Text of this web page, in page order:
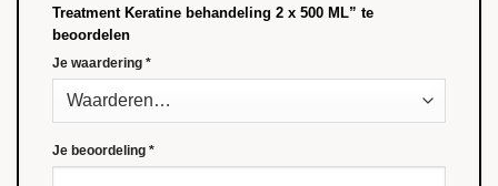
Treatment Keratine behandeling 2 x 500 ML” te
beoordelen
Je waardering *
Je beoordeling *